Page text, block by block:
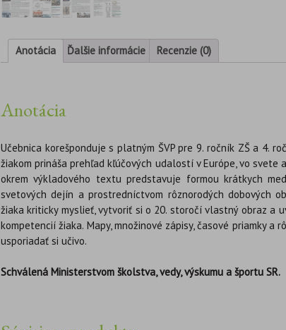
Anotácia Ďalšie informácie Recenzie (0)
Anotácia
Učebnica korešponduje s platným ŠVP pre 9. ročník ZŠ a 4.
žiakom prináša prehľad kľúčových udalostí v Európe, vo svete
okrem výkladového textu predstavuje formou krátkych
svetových dejín a prostredníctvom rôznorodých dobových
žiaka kriticky myslieť, vytvoriť si o 20. storočí vlastný obraz a
kompetencií žiaka. Mapy, množinové zápisy, časové priamky
usporiadať si učivo.
Schválená Ministerstvom školstva, vedy, výskumu a športu SR.